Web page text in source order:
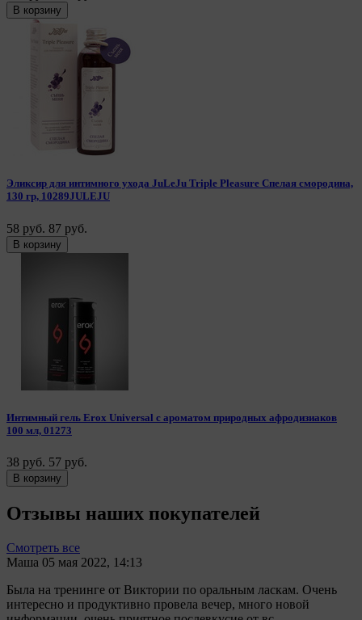
В корзину
Эликсир для интимного ухода JuLeJu Triple Pleasure Спелая смородина,
130 гр, 10289JULEJU
58 руб. 87 руб.
В корзину
Интимный гель Erox Universal с ароматом природных афродизиаков
100 мл, 01273
38 руб. 57 руб.
В корзину
Отзывы наших покупателей
Смотреть все
Маша 05 мая 2022, 14:13
Была на тренинге от Виктории по оральным ласкам. Очень
интересно и продуктивно провела вечер, много новой